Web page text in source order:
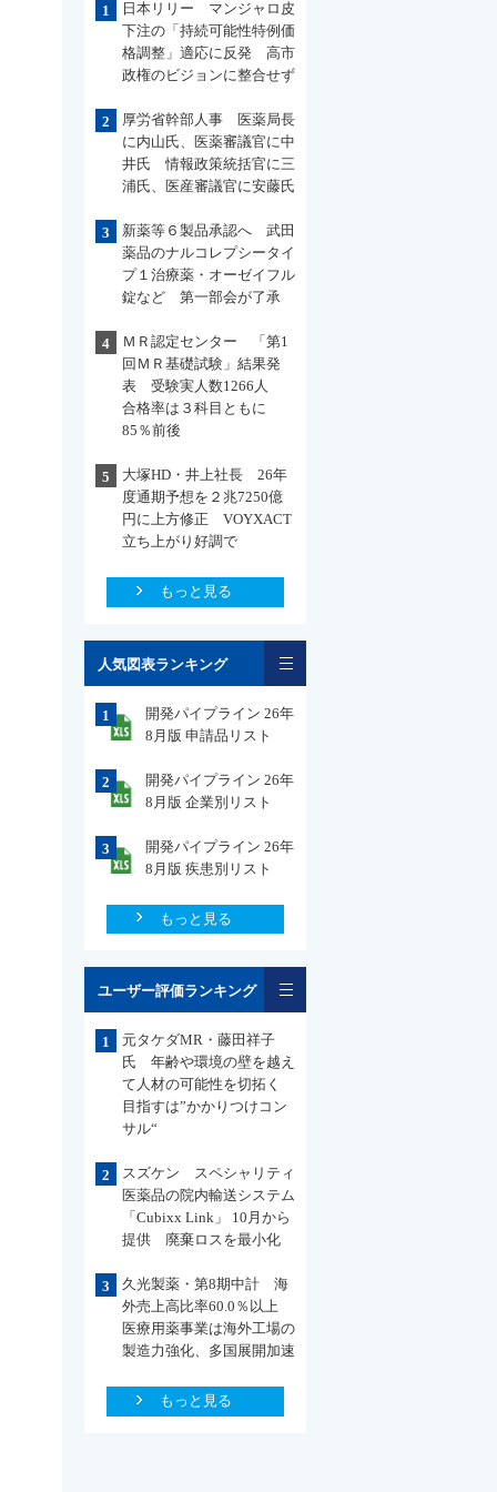
1
日本リリー マンジャロ皮
下注の「持続可能性特例価
格調整」適応に反発 高市
政権のビジョンに整合せず
2
厚労省幹部人事 医薬局長
に内山氏、医薬審議官に中
井氏 情報政策統括官に三
浦氏、医産審議官に安藤氏
3
新薬等６製品承認へ 武田
薬品のナルコレプシータイ
プ１治療薬・オーゼイフル
錠など 第一部会が了承
4
ＭＲ認定センター 「第1
回ＭＲ基礎試験」結果発
表 受験実人数1266人
合格率は３科目ともに
85％前後
5
大塚HD・井上社長 26年
度通期予想を２兆7250億
円に上方修正 VOYXACT
立ち上がり好調で
もっと見る
人気図表ランキング
1
開発パイプライン 26年
8月版 申請品リスト
2
開発パイプライン 26年
8月版 企業別リスト
3
開発パイプライン 26年
8月版 疾患別リスト
もっと見る
ユーザー評価ランキング
1
元タケダMR・藤田祥子
氏 年齢や環境の壁を越え
て人材の可能性を切拓く
目指すは”かかりつけコン
サル“
2
スズケン スペシャリティ
医薬品の院内輸送システム
「Cubixx Link」 10月から
提供 廃棄ロスを最小化
3
久光製薬・第8期中計 海
外売上高比率60.0％以上
医療用薬事業は海外工場の
製造力強化、多国展開加速
もっと見る